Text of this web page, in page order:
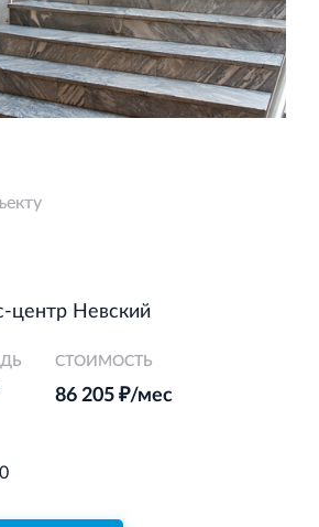
группа РОССТРО
в Санкт‐Петербурге
области
из щепоцементных плит
по жилищно‐гражданскому
центр Невский
СТОИМОСТЬ
86 205 ₽/мес